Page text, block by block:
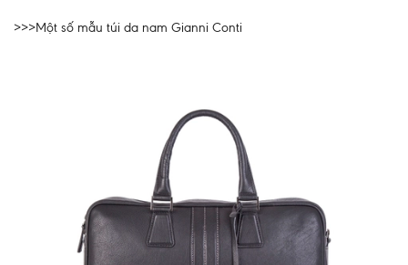
>>>Một số mẫu túi da nam Gianni Conti